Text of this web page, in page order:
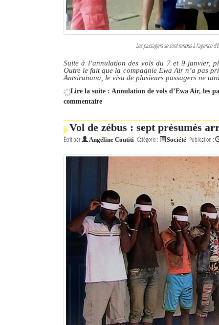
La Tribune de Diego en PDF
Identifiant oublié ?
Mot de passe oublié ?
Les passagers se sont rendus à l’agence
Suite à l’annulation des vols du 7 et 9 janvier,
Outre le fait que la compagnie Ewa Air n’a pas
Antsiranana, le visa de plusieurs passagers ne
Lire la suite : Annulation de vols d’Ewa Air, les
commentaire
Vol de zébus : sept présumés
Écrit par Angéline Coutiti Catégorie : Société Publication :